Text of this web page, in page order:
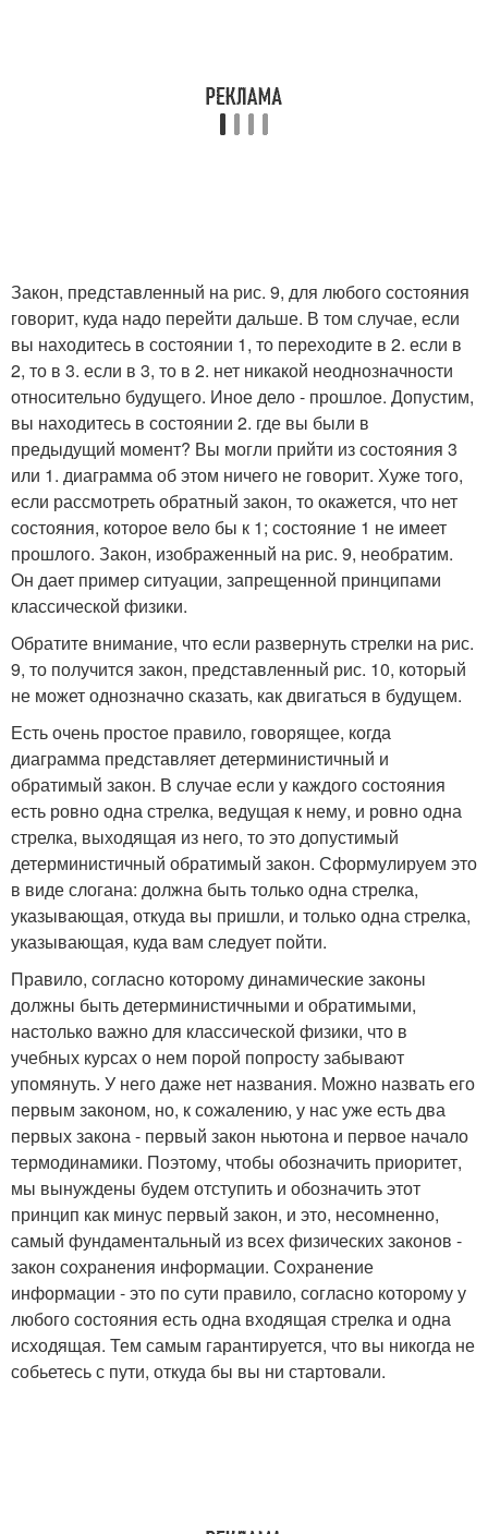
Закон, представленный на рис. 9, для любого состояния
говорит, куда надо перейти дальше. В том случае, если
вы находитесь в состоянии 1, то переходите в 2. если в
2, то в 3. если в 3, то в 2. нет никакой неоднозначности
относительно будущего. Иное дело - прошлое. Допустим,
вы находитесь в состоянии 2. где вы были в
предыдущий момент? Вы могли прийти из состояния 3
или 1. диаграмма об этом ничего не говорит. Хуже того,
если рассмотреть обратный закон, то окажется, что нет
состояния, которое вело бы к 1; состояние 1 не имеет
прошлого. Закон, изображенный на рис. 9, необратим.
Он дает пример ситуации, запрещенной принципами
классической физики.
Обратите внимание, что если развернуть стрелки на рис.
9, то получится закон, представленный рис. 10, который
не может однозначно сказать, как двигаться в будущем.
Есть очень простое правило, говорящее, когда
диаграмма представляет детерминистичный и
обратимый закон. В случае если у каждого состояния
есть ровно одна стрелка, ведущая к нему, и ровно одна
стрелка, выходящая из него, то это допустимый
детерминистичный обратимый закон. Сформулируем это
в виде слогана: должна быть только одна стрелка,
указывающая, откуда вы пришли, и только одна стрелка,
указывающая, куда вам следует пойти.
Правило, согласно которому динамические законы
должны быть детерминистичными и обратимыми,
настолько важно для классической физики, что в
учебных курсах о нем порой попросту забывают
упомянуть. У него даже нет названия. Можно назвать его
первым законом, но, к сожалению, у нас уже есть два
первых закона - первый закон ньютона и первое начало
термодинамики. Поэтому, чтобы обозначить приоритет,
мы вынуждены будем отступить и обозначить этот
принцип как минус первый закон, и это, несомненно,
самый фундаментальный из всех физических законов -
закон сохранения информации. Сохранение
информации - это по сути правило, согласно которому у
любого состояния есть одна входящая стрелка и одна
исходящая. Тем самым гарантируется, что вы никогда не
собьетесь с пути, откуда бы вы ни стартовали.